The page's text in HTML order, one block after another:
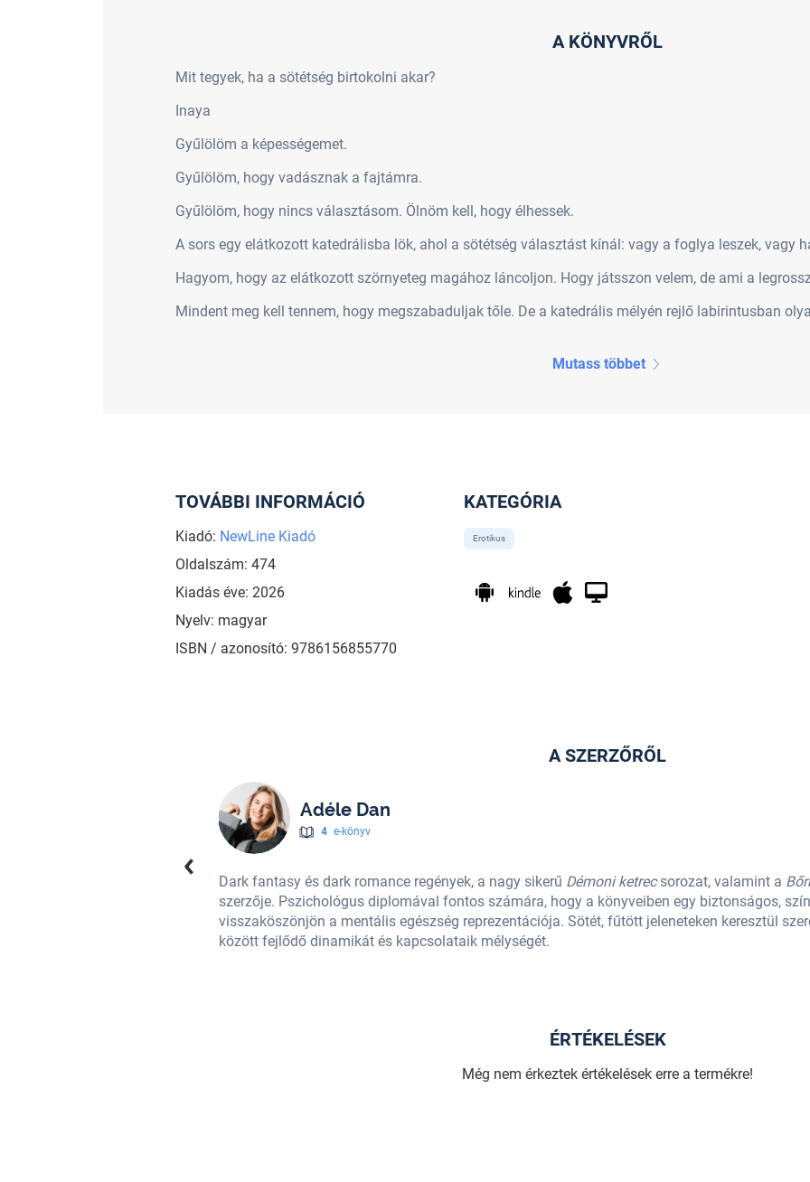
A KÖNYVRŐL
Mit tegyek, ha a sötétség birtokolni akar?
Inaya
Gyűlölöm a képességemet.
Gyűlölöm, hogy vadásznak a fajtámra.
Gyűlölöm, hogy nincs választásom. Ölnöm kell, hogy élhessek.
A sors egy elátkozott katedrálisba lök, ahol a sötétség választást kínál: vagy a foglya leszek, vagy
Hagyom, hogy az elátkozott szörnyeteg magához láncoljon. Hogy játsszon velem, de ami a
Mindent meg kell tennem, hogy megszabaduljak tőle. De a katedrális mélyén rejlő labirintusban
Mutass többet
TOVÁBBI INFORMÁCIÓ
Kiadó: NewLine Kiadó
Oldalszám: 474
Kiadás éve: 2026
Nyelv: magyar
ISBN / azonosító: 9786156855770
KATEGÓRIA
Erotikus
A SZERZŐRŐL
Adéle Dan
4 e-könyv
Dark fantasy és dark romance regények, a nagy sikerű Démoni ketrecsorozat, valamint a
szerzője. Pszichológus diplomával fontos számára, hogy a könyveiben egy biztonságos,
visszaköszönjön a mentális egészség reprezentációja. Sötét, fűtött jeleneteken keresztül
között fejlődő dinamikát és kapcsolataik mélységét.
ÉRTÉKELÉSEK
Még nem érkeztek értékelések erre a termékre!